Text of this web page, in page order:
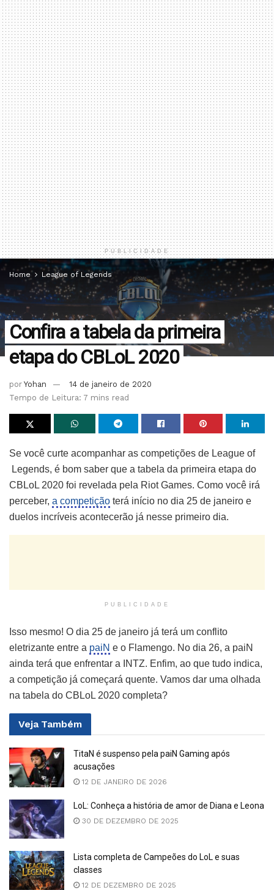
PUBLICIDADE
Home League of Legends
Confira a tabela da primeira
etapa do CBLoL 2020
por Yohan
14 de janeiro de 2020
Tempo de Leitura: 7 mins read
Se você curte acompanhar as competições de League of
Legends, é bom saber que a tabela da primeira etapa do
CBLoL 2020 foi revelada pela Riot Games. Como você irá
perceber, a competição terá início no dia 25 de janeiro e
duelos incríveis acontecerão já nesse primeiro dia.
PUBLICIDADE
Isso mesmo! O dia 25 de janeiro já terá um conflito
eletrizante entre a paiN e o Flamengo. No dia 26, a paiN
ainda terá que enfrentar a INTZ. Enfim, ao que tudo indica,
a competição já começará quente. Vamos dar uma olhada
na tabela do CBLoL 2020 completa?
Veja Também
TitaN é suspenso pela paiN Gaming após
acusações
12 DE JANEIRO DE 2026
LoL: Conheça a história de amor de Diana e Leona
30 DE DEZEMBRO DE 2025
Lista completa de Campeões do LoL e suas
classes
12 DE DEZEMBRO DE 2025